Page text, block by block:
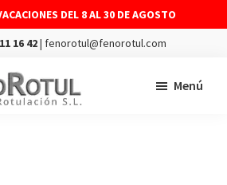
DEL 8 AL 30 DE AGOSTO
16 42| fenorotul@fenorotul.com
Menú